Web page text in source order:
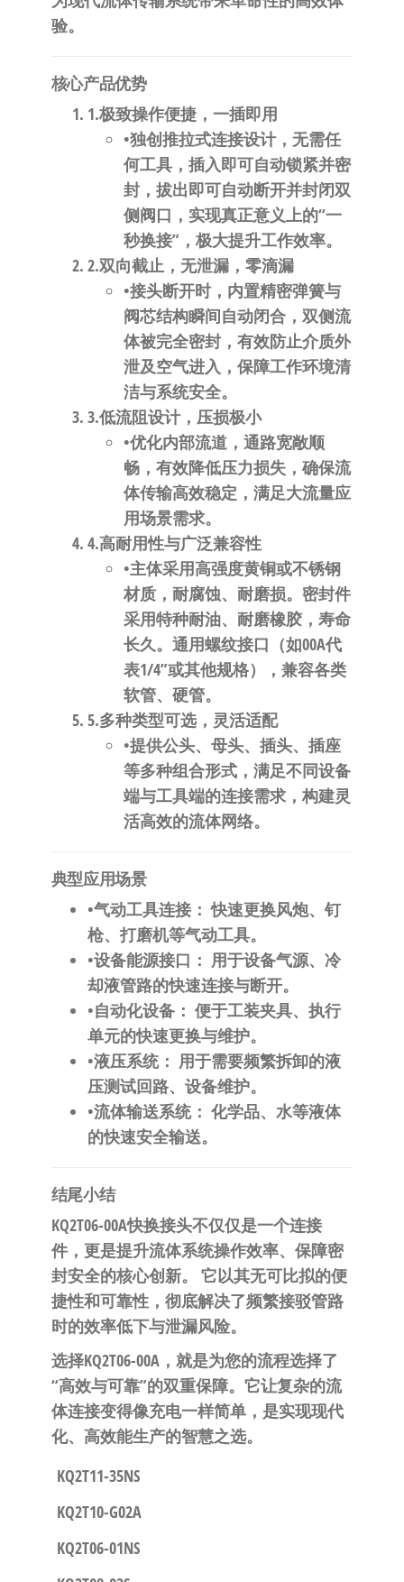
验。
​核心产品优势​
1.​​极致操作便捷，一插即用​
•独创推拉式连接设计，无需任
何工具，插入即可自动锁紧并密
封，拔出即可自动断开并封闭双
侧阀口，实现真正意义上的“一
秒换接”，极大提升工作效率。
2.​​双向截止，无泄漏，零滴漏​
•接头断开时，内置精密弹簧与
阀芯结构瞬间自动闭合，双侧流
体被完全密封，有效防止介质外
泄及空气进入，保障工作环境清
洁与系统安全。
3.​​低流阻设计，压损极小​
•优化内部流道，通路宽敞顺
畅，有效降低压力损失，确保流
体传输高效稳定，满足大流量应
用场景需求。
4.​​高耐用性与广泛兼容性​
•主体采用高强度黄铜或不锈钢
材质，耐腐蚀、耐磨损。密封件
采用特种耐油、耐磨橡胶，寿命
长久。通用螺纹接口（如00A代
表1/4”或其他规格），兼容各类
软管、硬管。
5.​​多种类型可选，灵活适配​
•提供公头、母头、插头、插座
等多种组合形式，满足不同设备
端与工具端的连接需求，构建灵
活高效的流体网络。
​典型应用场景​
•​​气动工具连接：​ ​ 快速更换风炮、钉
枪、打磨机等气动工具。
•​​设备能源接口：​ ​ 用于设备气源、冷
却液管路的快速连接与断开。
•​​自动化设备：​ ​ 便于工装夹具、执行
单元的快速更换与维护。
•​​液压系统：​ ​ 用于需要频繁拆卸的液
压测试回路、设备维护。
•​​流体输送系统：​ ​ 化学品、水等液体
的快速安全输送。
​结尾小结​
​KQ2T06-00A快换接头不仅仅是一个连接
件，更是提升流体系统操作效率、保障密
封安全的核心创新。​
​ 它以其无可比拟的便
捷性和可靠性，彻底解决了频繁接驳管路
时的效率低下与泄漏风险。
​选择KQ2T06-00A，就是为您的流程选择了
“高效与可靠”的双重保障。它让复杂的流
体连接变得像充电一样简单，是实现现代
化、高效能生产的智慧之选。​
KQ2T11-35NS
KQ2T10-G02A
KQ2T06-01NS